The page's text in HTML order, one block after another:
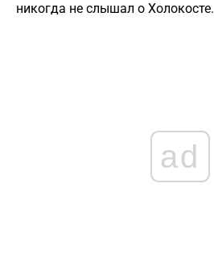
никогда не слышал о Холокосте.
ad